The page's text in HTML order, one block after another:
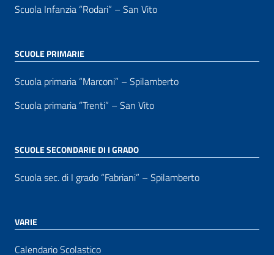
Scuola Infanzia “Rodari” – San Vito
SCUOLE PRIMARIE
Scuola primaria “Marconi” – Spilamberto
Scuola primaria “Trenti” – San Vito
SCUOLE SECONDARIE DI I GRADO
Scuola sec. di I grado “Fabriani” – Spilamberto
VARIE
Calendario Scolastico